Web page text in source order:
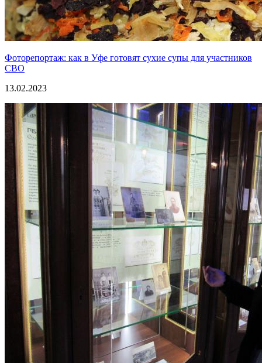
Фоторепортаж: как в Уфе готовят сухие супы для участников
СВО
13.02.2023